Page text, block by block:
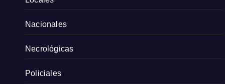
Nacionales
Necrológicas
Policiales